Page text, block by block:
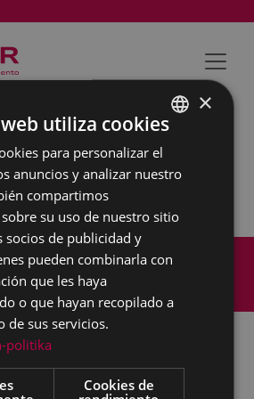
municipal
Aviso legal
cookies
Accesibilidad
BASQUE
SPANISH
×
utiliza cookies
para personalizar el
anuncios y analizar nuestro
compartimos
su uso de nuestro sitio
socios de publicidad y
pueden combinarla con
que les haya
o que hayan recopilado a
de sus servicios.
politika
Cookies de